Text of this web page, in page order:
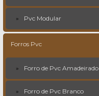
Pvc Modular
Forros Pvc
Forro de Pvc Amadeirado
Forro de Pvc Branco